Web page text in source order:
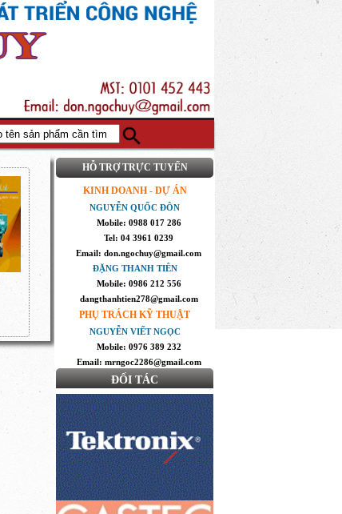
HỖ TRỢ TRỰC TUYẾN
KINH DOANH - DỰ ÁN
NGUYỄN QUỐC ĐÔN
Mobile: 0988 017 286
Tel: 04 3961 0239
Email: don.ngochuy@gmail.com
ĐẶNG THANH TIÊN
Mobile: 0986 212 556
dangthanhtien278@gmail.com
PHỤ TRÁCH KỸ THUẬT
NGUYỄN VIẾT NGỌC
Mobile: 0976 389 232
Email: mrngoc2286@gmail.com
ĐỐI TÁC